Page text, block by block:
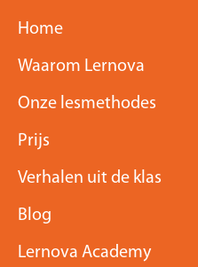
Home
Waarom Lernova
Onze lesmethodes
Prijs
Verhalen uit de klas
Blog
Lernova Academy